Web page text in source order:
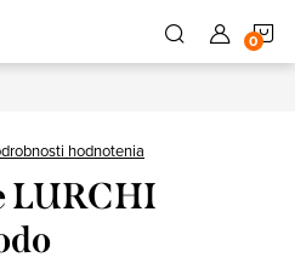
hodnotenia
LURCHI